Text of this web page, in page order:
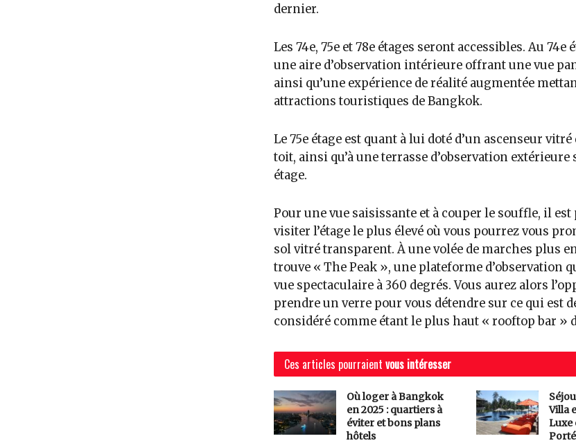
dernier.
Les 74e, 75e et 78e étages seront accessibles. Au 74e
une aire d’observation intérieure offrant une vue
ainsi qu’une expérience de réalité augmentée
attractions touristiques de Bangkok.
Le 75e étage est quant à lui doté d’un ascenseur
toit, ainsi qu’à une terrasse d’observation extérieure
étage.
Pour une vue saisissante et à couper le souffle, il est
visiter l’étage le plus élevé où vous pourrez vous
sol vitré transparent. À une volée de marches plus
trouve « The Peak », une plateforme d’observation
vue spectaculaire à 360 degrés. Vous aurez alors
prendre un verre pour vous détendre sur ce qui est
considéré comme étant le plus haut « rooftop bar »
Ces articles pourraient vous intéresser
Où loger à Bangkok
en 2025 : quartiers à
éviter et bons plans
hôtels
Villa
Luxe